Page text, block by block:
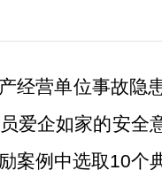
经营单位事故隐
爱企如家的安全
案例中选取10个